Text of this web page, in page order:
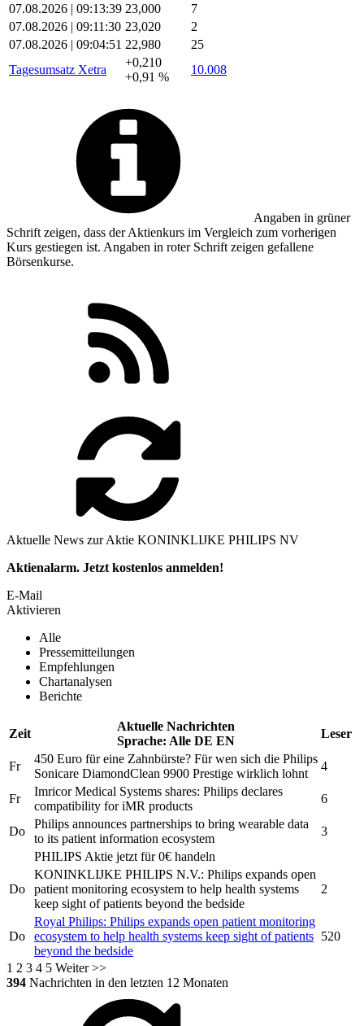
07.08.2026 | 09:13:39 23,000
7
07.08.2026 | 09:11:30 23,020
2
07.08.2026 | 09:04:51 22,980
25
Tagesumsatz Xetra
+0,210
+0,91 %
10.008
Angaben in grüner
Schrift zeigen, dass der Aktienkurs im Vergleich zum vorherigen
Kurs gestiegen ist. Angaben in roterSchrift zeigen gefallene
Börsenkurse.
Aktuelle News zur Aktie KONINKLIJKE PHILIPS NV
Aktienalarm. Jetzt kostenlos anmelden!
E-Mail
Aktivieren
Alle
Pressemitteilungen
Empfehlungen
Chartanalysen
Berichte
Zeit
Aktuelle Nachrichten
Sprache: Alle DE EN
Leser
Fr
450 Euro für eine Zahnbürste? Für wen sich die Philips
Sonicare DiamondClean 9900 Prestige wirklich lohnt
4
Fr
Imricor Medical Systems shares: Philips declares
compatibility for iMR products
6
Do
Philips announces partnerships to bring wearable data
to its patient information ecosystem
3
PHILIPS Aktie jetzt für 0€ handeln
Do
KONINKLIJKE PHILIPS N.V.: Philips expands open
patient monitoring ecosystem to help health systems
keep sight of patients beyond the bedside
2
Do
Royal Philips: Philips expands open patient monitoring
ecosystem to help health systems keep sight of patients
beyond the bedside
520
1 2 3 4 5 Weiter >>
394 Nachrichten in den letzten 12 Monaten